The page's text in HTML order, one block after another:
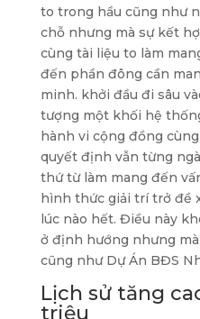
to trong hầu cũng như
chỗ nhưng mà sự kết
cùng tài liệu to làm
đến phần đông cần
minh. khởi đầu đi sâu
tượng một khối hệ
hành vi cộng đồng
quyết định vẫn từng
thứ từ làm mang đến
hình thức giải trí trở đề
lúc nào hết. Điều này
ở định hướng nhưng
cũng như Dự Án BĐS
Lịch sử tăng
triệu